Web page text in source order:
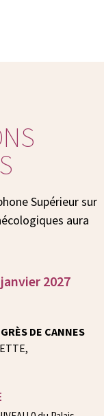
Supérieur sur
aura
2027
DE CANNES